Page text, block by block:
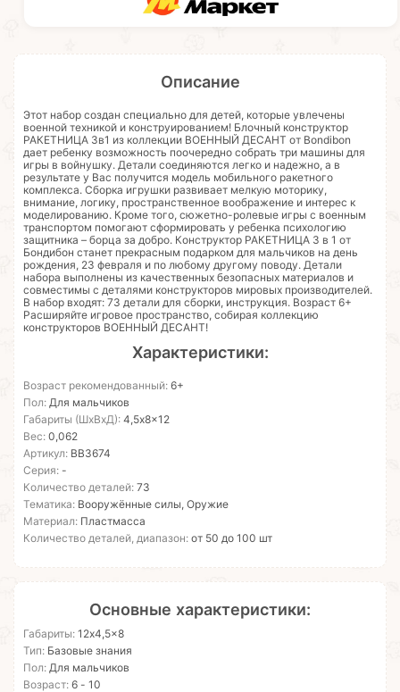
Описание
Этот набор создан специально для детей, которые увлечены
военной техникой и конструированием! Блочный конструктор
РАКЕТНИЦА 3в1 из коллекции ВОЕННЫЙ ДЕСАНТ от Bondibon
дает ребенку возможность поочередно собрать три машины для
игры в войнушку. Детали соединяются легко и надежно, а в
результате у Вас получится модель мобильного ракетного
комплекса. Сборка игрушки развивает мелкую моторику,
внимание, логику, пространственное воображение и интерес к
моделированию. Кроме того, сюжетно-ролевые игры с военным
транспортом помогают сформировать у ребенка психологию
защитника – борца за добро. Конструктор РАКЕТНИЦА 3 в 1 от
Бондибон станет прекрасным подарком для мальчиков на день
рождения, 23 февраля и по любому другому поводу. Детали
набора выполнены из качественных безопасных материалов и
совместимы с деталями конструкторов мировых производителей.
В набор входят: 73 детали для сборки, инструкция. Возраст 6+
Расширяйте игровое пространство, собирая коллекцию
конструкторов ВОЕННЫЙ ДЕСАНТ!
Характеристики:
Возраст рекомендованный: 6+
Пол: Для мальчиков
Габариты (ШхВхД): 4,5x8x12
Вес: 0,062
Артикул: ВВ3674
Серия: -
Количество деталей: 73
Тематика: Вооружённые силы, Оружие
Материал: Пластмасса
Количество деталей, диапазон: от 50 до 100 шт
Основные характеристики:
Габариты: 12x4,5x8
Тип: Базовые знания
Пол: Для мальчиков
Возраст: 6 - 10